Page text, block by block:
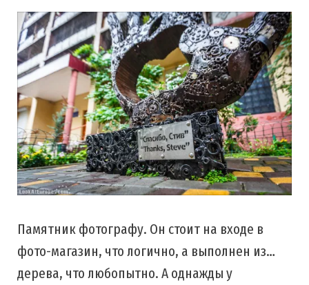
Памятник фотографу. Он стоит на входе в
фото-магазин, что логично, а выполнен из…
дерева, что любопытно. А однажды у